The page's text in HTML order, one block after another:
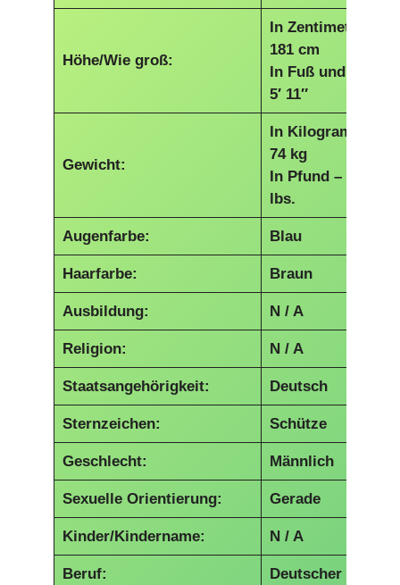
Höhe/Wie groß:
In Zentimetern –
181 cm
In Fuß und Zoll –
5′ 11″
Gewicht:
In Kilogramm –
74 kg
In Pfund – 163
lbs.
Augenfarbe: Blau
Haarfarbe: Braun
Ausbildung: N / A
Religion: N / A
Staatsangehörigkeit: Deutsch
Sternzeichen: Schütze
Geschlecht: Männlich
Sexuelle Orientierung: Gerade
Kinder/Kindername: N / A
Beruf: Deutscher DJ